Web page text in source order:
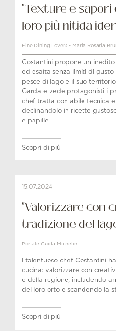
"Texture e
loro più nitida
Fine Dining Lovers - Maria Rosaria
Costantini propone un
ed esalta senza limiti di gusto
pesce di lago e il suo
Garda e vede protagonisti i
chef tratta con abile tecnica
declinandolo in ricette
e papille.
Scopri di più
15.07.2024
"Valorizzare con
tradizione del
Portale Guida Michelin
l talentuoso chef Costantini
cucina: valorizzare con
e della regione, includendo
del loro orto e scandendo la
Scopri di più